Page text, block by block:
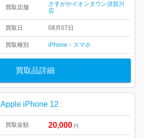
買取店舗
さすがやイオンタウン須賀川
店
買取日 08月07日
買取種別 iPhone・スマホ
買取品詳細
Apple iPhone 12
買取金額 20,000 円